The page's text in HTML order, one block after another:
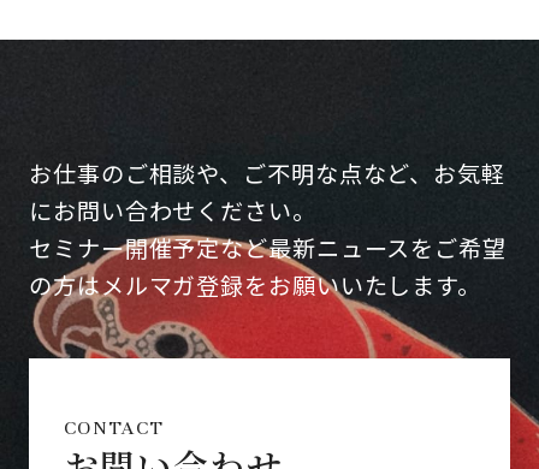
お仕事のご相談や、ご不明な点など、お気軽
にお問い合わせください。
セミナー開催予定など最新ニュースをご希望
の方はメルマガ登録をお願いいたします。
CONTACT